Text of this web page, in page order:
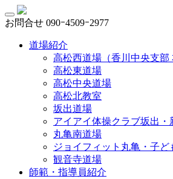
お問合せ 090ｰ4509ｰ2977
道場紹介
高松西道場（香川中央支部
高松東道場
高松中央道場
高松北教室
坂出道場
アイアイ体操クラブ坂出・
丸亀南道場
ジョイフィット丸亀・子ど
観音寺道場
師範・指導員紹介